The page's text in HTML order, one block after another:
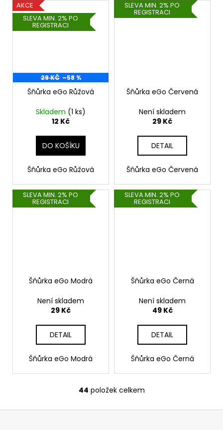
AKCE
SLEVA MIN. 2% PO
REGISTRACI
29 KČ –58 %
Šňůrka eGo Růžová
Skladem (1 ks)
12 Kč
DO KOŠÍKU
Šňůrka eGo Růžová
SLEVA MIN. 2% PO
REGISTRACI
Šňůrka eGo Červená
Není skladem
29 Kč
DETAIL
Šňůrka eGo Červená
SLEVA MIN. 2% PO
REGISTRACI
Šňůrka eGo Modrá
Není skladem
29 Kč
DETAIL
Šňůrka eGo Modrá
SLEVA MIN. 2% PO
REGISTRACI
Šňůrka eGo Černá
Není skladem
49 Kč
DETAIL
Šňůrka eGo Černá
O
v
44 položek celkem
Z